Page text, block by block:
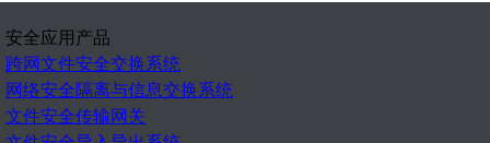
安全应用产品
跨网文件安全交换系统
网络安全隔离与信息交换系统
文件安全传输网关